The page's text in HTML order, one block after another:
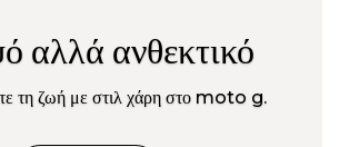
αλλά ανθεκτικό
τη ζωή με στιλ χάρη στο moto g.